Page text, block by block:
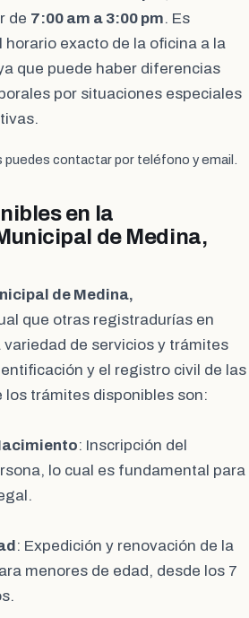
de 7:00 am a 3:00 pm. Es
exacto de la oficina a la
que puede haber diferencias
por situaciones especiales
puedes contactar por teléfono y email.
en la
de Medina,
de Medina,
que otras registradurías en
de servicios y trámites
y el registro civil de las
los trámites disponibles son:
: Inscripción del
lo cual es fundamental para
: Expedición y renovación de la
menores de edad, desde los 7